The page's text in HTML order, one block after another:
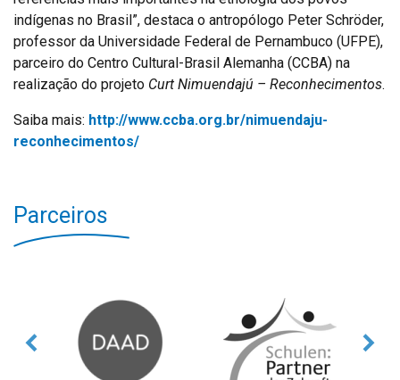
indígenas no Brasil”, destaca o antropólogo Peter Schröder,
professor da Universidade Federal de Pernambuco (UFPE),
parceiro do Centro Cultural-Brasil Alemanha (CCBA) na
realização do projeto Curt Nimuendajú – Reconhecimentos.
Saiba mais: http://www.ccba.org.br/nimuendaju-
reconhecimentos/
Parceiros